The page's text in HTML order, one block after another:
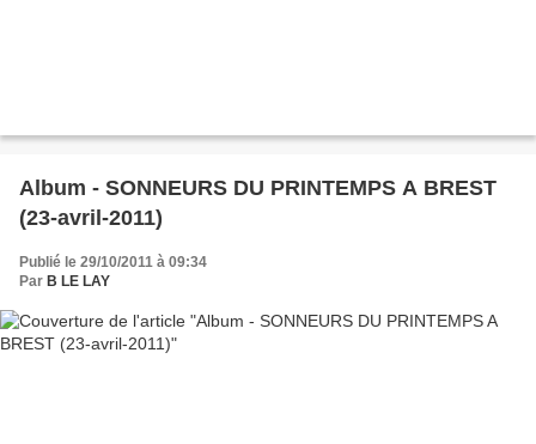
Album - SONNEURS DU PRINTEMPS A BREST
(23-avril-2011)
Publié le 29/10/2011 à 09:34
Par B LE LAY